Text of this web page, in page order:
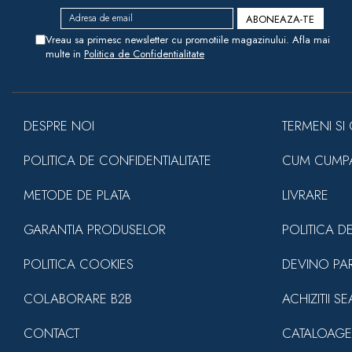
Vreau sa primesc newsletter cu promotiile magazinului. Afla mai
multe in Politica de Confidentialitate
DESPRE NOI
POLITICA DE CONFIDENTIALITATE
METODE DE PLATA
GARANTIA PRODUSELOR
POLITICA COOKIES
COLABORARE B2B
CONTACT
TERMENI SI
CUM
LIVRARE
POLITICA
DEVINO
ACHIZITII
CATALOAGE